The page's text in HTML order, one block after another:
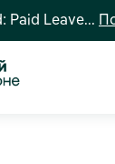
Paid Leave...